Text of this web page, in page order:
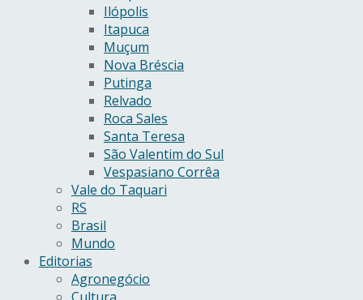
Ilópolis
Itapuca
Muçum
Nova Bréscia
Putinga
Relvado
Roca Sales
Santa Teresa
São Valentim do Sul
Vespasiano Corrêa
Vale do Taquari
RS
Brasil
Mundo
Editorias
Agronegócio